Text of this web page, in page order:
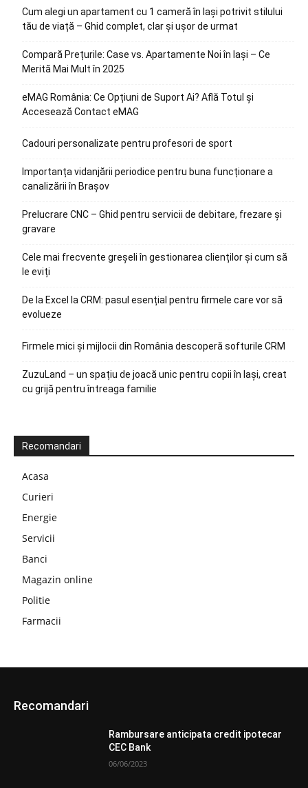
Cum alegi un apartament cu 1 cameră în Iași potrivit stilului
tău de viață – Ghid complet, clar și ușor de urmat
Compară Prețurile: Case vs. Apartamente Noi în Iași – Ce
Merită Mai Mult în 2025
eMAG România: Ce Opțiuni de Suport Ai? Află Totul și
Accesează Contact eMAG
Cadouri personalizate pentru profesori de sport
Importanța vidanjării periodice pentru buna funcționare a
canalizării în Brașov
Prelucrare CNC – Ghid pentru servicii de debitare, frezare și
gravare
Cele mai frecvente greșeli în gestionarea clienților și cum să
le eviți
De la Excel la CRM: pasul esențial pentru firmele care vor să
evolueze
Firmele mici și mijlocii din România descoperă softurile CRM
ZuzuLand – un spațiu de joacă unic pentru copii în Iași, creat
cu grijă pentru întreaga familie
Recomandari
Acasa
Curieri
Energie
Servicii
Banci
Magazin online
Politie
Farmacii
Recomandari
Rambursare anticipata credit ipotecar
CEC Bank
06/06/2023